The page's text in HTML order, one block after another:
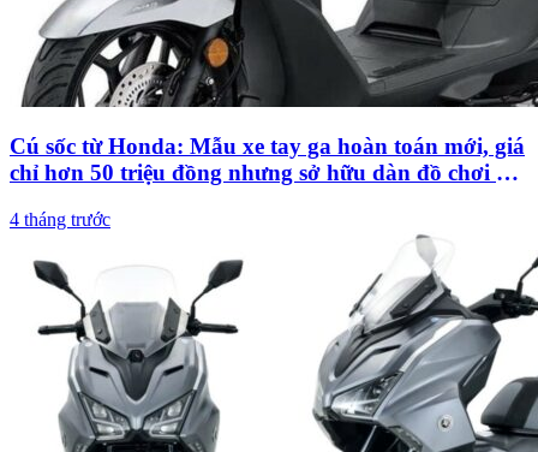
Cú sốc từ Honda: Mẫu xe tay ga hoàn toán mới, giá
chỉ hơn 50 triệu đồng nhưng sở hữu dàn đồ chơi xịn
4 tháng trước